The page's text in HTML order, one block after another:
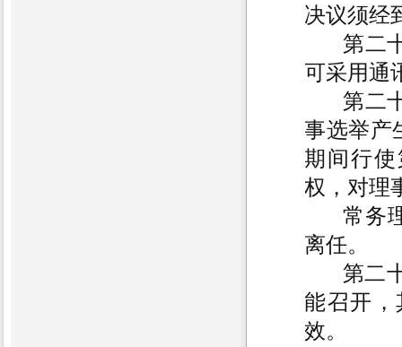
决议须经
第二
可采用通
第二
事选举产
期间行
权，对理
常务
离任。
第二
能召开，
效。